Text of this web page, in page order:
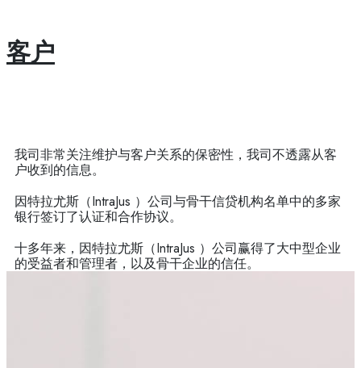
客户
我司非常关注维护与客户关系的保密性，我司不透露从客
户收到的信息。
因特拉尤斯（IntraJus ）公司与骨干信贷机构名单中的多家
银行签订了认证和合作协议。
十多年来，因特拉尤斯（IntraJus ）公司赢得了大中型企业
的受益者和管理者，以及骨干企业的信任。